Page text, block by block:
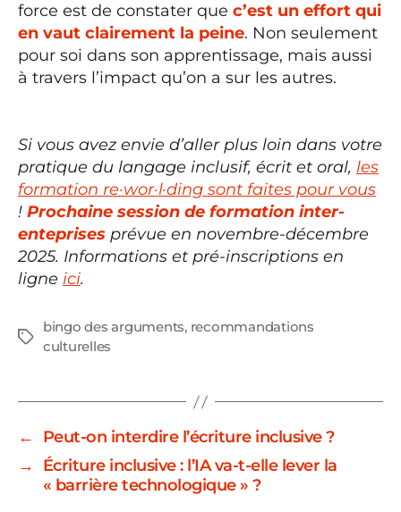
force est de constater que c’est un effort qui
en vaut clairement la peine. Non seulement
pour soi dans son apprentissage, mais aussi
à travers l’impact qu’on a sur les autres.
Si vous avez envie d’aller plus loin dans votre
pratique du langage inclusif, écrit et oral, les
formation re·wor·l·ding sont faites pour vous
! Prochaine session de formation inter-
enteprises prévue en novembre-décembre
2025. Informations et pré-inscriptions en
ligne ici.
Étiquettes
bingo des arguments, recommandations
culturelles
←
Peut-on interdire l’écriture inclusive ?
→
Écriture inclusive : l’IA va-t-elle lever la
« barrière technologique » ?